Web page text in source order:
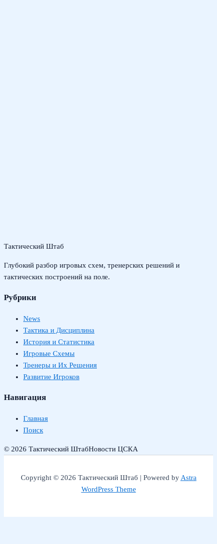
Тактический Штаб
Глубокий разбор игровых схем, тренерских решений и
тактических построений на поле.
Рубрики
News
Тактика и Дисциплина
История и Статистика
Игровые Схемы
Тренеры и Их Решения
Развитие Игроков
Навигация
Главная
Поиск
© 2026 Тактический ШтабНовости ЦСКА
Copyright © 2026 Тактический Штаб | Powered byAstra
WordPress Theme